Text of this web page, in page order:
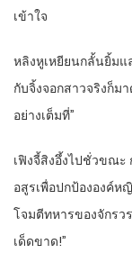
เข้าใจ
หลิงหูเหยียนกลั้นยิ้มแ
กับจิ้งจอกสาวจริงก็ม
อย่างเต็มที่”
เฟิงจี้สิงอึ้งไปชั่วขณะ
อสูรเพื่อปกป้ององค์ห
โจมตีทหารของจักรว
เด็ดขาด!”